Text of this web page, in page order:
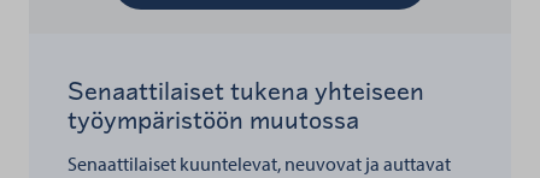
Senaattilaiset tukena yhteiseen
työympäristöön muutossa
Senaattilaiset kuuntelevat, neuvovat ja auttavat